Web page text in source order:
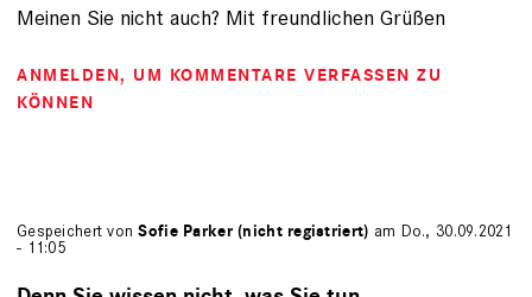
Meinen Sie nicht auch? Mit freundlichen Grüßen
ANMELDEN, UM KOMMENTARE VERFASSEN ZU
KÖNNEN
Gespeichert vonSofie Parker (nicht registriert) am Do., 30.09.2021
- 11:05